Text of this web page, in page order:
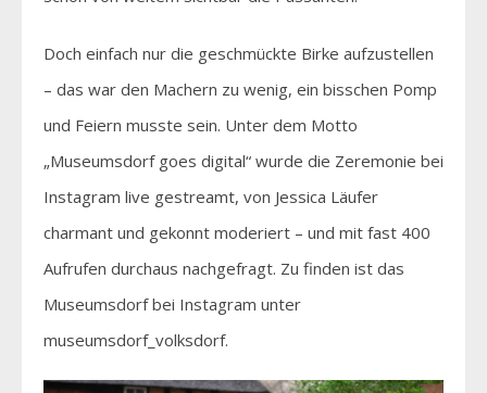
Doch einfach nur die geschmückte Birke aufzustellen
– das war den Machern zu wenig, ein bisschen Pomp
und Feiern musste sein. Unter dem Motto
„Museumsdorf goes digital“ wurde die Zeremonie bei
Instagram live gestreamt, von Jessica Läufer
charmant und gekonnt moderiert – und mit fast 400
Aufrufen durchaus nachgefragt. Zu finden ist das
Museumsdorf bei Instagram unter
museumsdorf_volksdorf.